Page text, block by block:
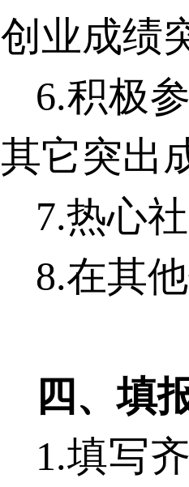
创业成绩
6.积极
其它突出
7.热心
8.在其
四、填
1.填写